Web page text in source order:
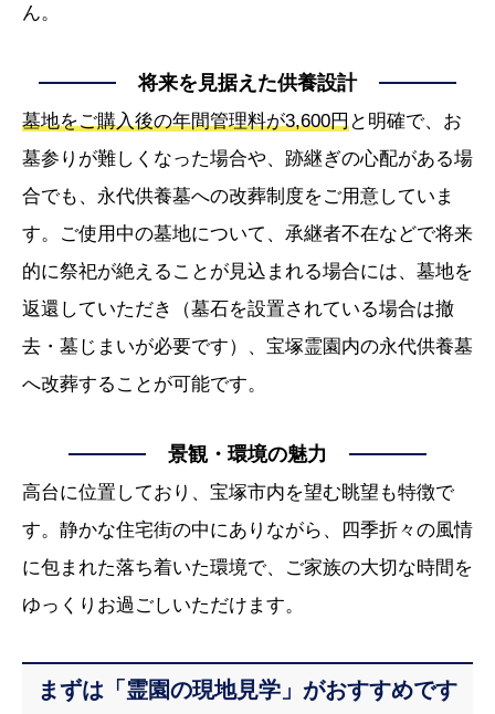
ん。
将来を見据えた供養設計
墓地をご購入後の年間管理料が3,600円と明確で、お
墓参りが難しくなった場合や、跡継ぎの心配がある場
合でも、永代供養墓への改葬制度をご用意していま
す。ご使用中の墓地について、承継者不在などで将来
的に祭祀が絶えることが見込まれる場合には、墓地を
返還していただき（墓石を設置されている場合は撤
去・墓じまいが必要です）、宝塚霊園内の永代供養墓
へ改葬することが可能です。
景観・環境の魅力
高台に位置しており、宝塚市内を望む眺望も特徴で
す。静かな住宅街の中にありながら、四季折々の風情
に包まれた落ち着いた環境で、ご家族の大切な時間を
ゆっくりお過ごしいただけます。
まずは「霊園の現地見学」がおすすめです